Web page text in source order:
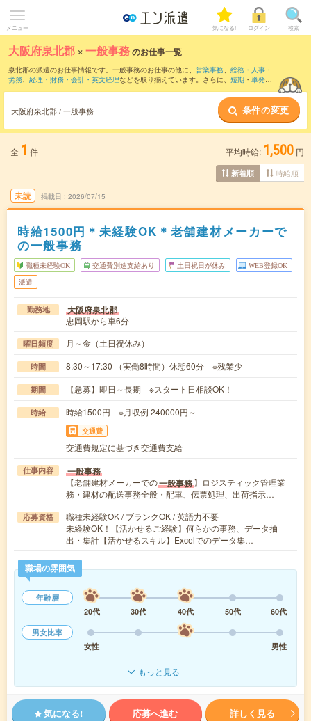
メニュー 気になる! ログイン 検索
大阪府泉北郡 ×一般事務のお仕事一覧
泉北郡の派遣のお仕事情報です。一般事務のお仕事の他に、 営業事務、 総務・人事・
労務、 経理・財務・会計・英文経理などを取り揃えています。さらに、 短期 ・ 単発な
大阪府泉北郡 / 一般事務 条件の変更
全 1 件 平均時給: 1,500 円
新着順 時給順
未読 掲載日 2026/07/15
時給1500円＊未経験OK＊老舗建材メーカーで
の一般事務
職種未経験OK 交通費別途支給あり 土日祝日が休み WEB登録OK
派遣
勤務地 大阪府泉北郡
忠岡駅から車6分
曜日頻度 月～金（土日祝休み）
時間 8:30～17:30 （実働8時間）休憩60分 ※残業少
期間 【急募】即日～長期 ※スタート日相談OK！
時給 時給1500円 ※月収例 240000円～
交通費
交通費規定に基づき交通費支給
仕事内容 一般事務
【老舗建材メーカーでの一般事務】ロジスティック管理業
務・建材の配送事務全般・配車、伝票処理、出荷指示…
応募資格
職種未経験OK / ブランクOK / 英語力不要
未経験OK！【活かせるご経験】何らかの事務、データ抽
出・集計【活かせるスキル】Excelでのデータ集…
職場の雰囲気
年齢層
20代
30代 40代 50代
60代
男女比率
女性
男性
もっと見る
気になる! 応募へ進む 詳しく見る